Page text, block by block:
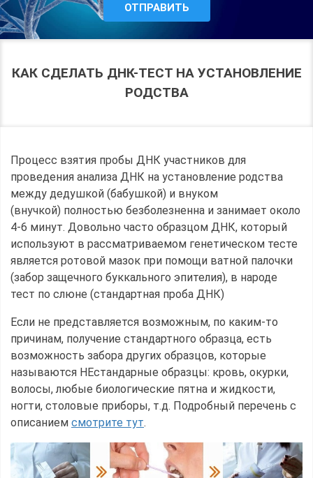
КАК СДЕЛАТЬ ДНК-ТЕСТ НА УСТАНОВЛЕНИЕ
РОДСТВА
Процесс взятия пробы ДНК участников для
проведения анализа ДНК на установление родства
между дедушкой (бабушкой) и внуком
(внучкой) полностью безболезненна и занимает около
4-6 минут. Довольно часто образцом ДНК, который
используют в рассматриваемом генетическом тесте
является ротовой мазок при помощи ватной палочки
(забор защечного буккального эпителия), в народе
тест по слюне (стандартная проба ДНК)
Если не представляется возможным, по каким-то
причинам, получение стандартного образца, есть
возможность забора других образцов, которые
называются НЕстандарные образцы: кровь, окурки,
волосы, любые биологические пятна и жидкости,
ногти, столовые приборы, т.д. Подробный перечень с
описанием смотрите тут.